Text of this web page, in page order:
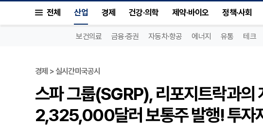
전체 산업 경제 건강·의학 제약·바이오 정책·사회
보건의료 금융·증권 자동차·항공 에너지 유통 테크
경제 > 실시간미국공시
스파 그룹(SGRP), 리포지트락과의
2,325,000달러 보통주 발행! 투자